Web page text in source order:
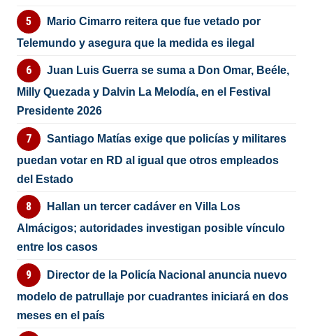
Mario Cimarro reitera que fue vetado por
Telemundo y asegura que la medida es ilegal
Juan Luis Guerra se suma a Don Omar, Beéle,
Milly Quezada y Dalvin La Melodía, en el Festival
Presidente 2026
Santiago Matías exige que policías y militares
puedan votar en RD al igual que otros empleados
del Estado
Hallan un tercer cadáver en Villa Los
Almácigos; autoridades investigan posible vínculo
entre los casos
Director de la Policía Nacional anuncia nuevo
modelo de patrullaje por cuadrantes iniciará en dos
meses en el país